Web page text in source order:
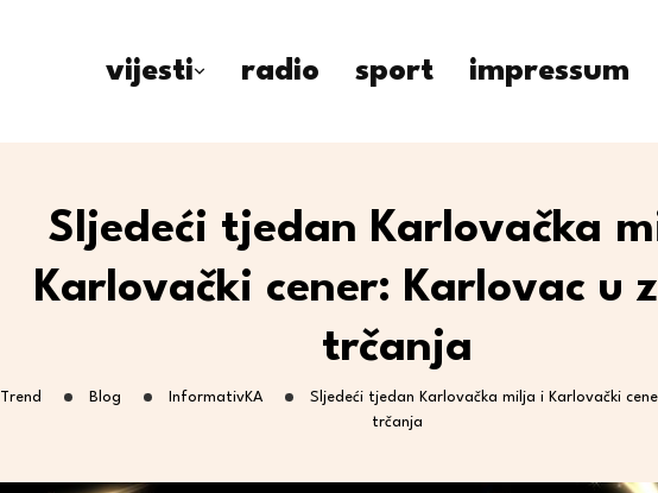
vijesti radio sport impressum
Sljedeći tjedan Karlovačka
Karlovački cener: Karlovac u
trčanja
Trend Blog InformativKA
Sljedeći tjedan Karlovačka milja i Karlovački
trčanja